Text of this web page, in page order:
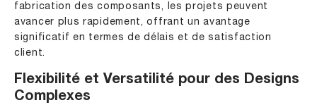
fabrication des composants, les projets peuvent
avancer plus rapidement, offrant un avantage
significatif en termes de délais et de satisfaction
client.
Flexibilité et Versatilité pour des Designs
Complexes